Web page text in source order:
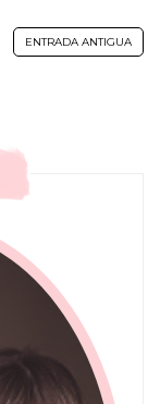
ENTRADA ANTIGUA